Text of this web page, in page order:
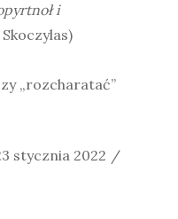
i
Skoczylas)
„rozcharatać”
stycznia 2022